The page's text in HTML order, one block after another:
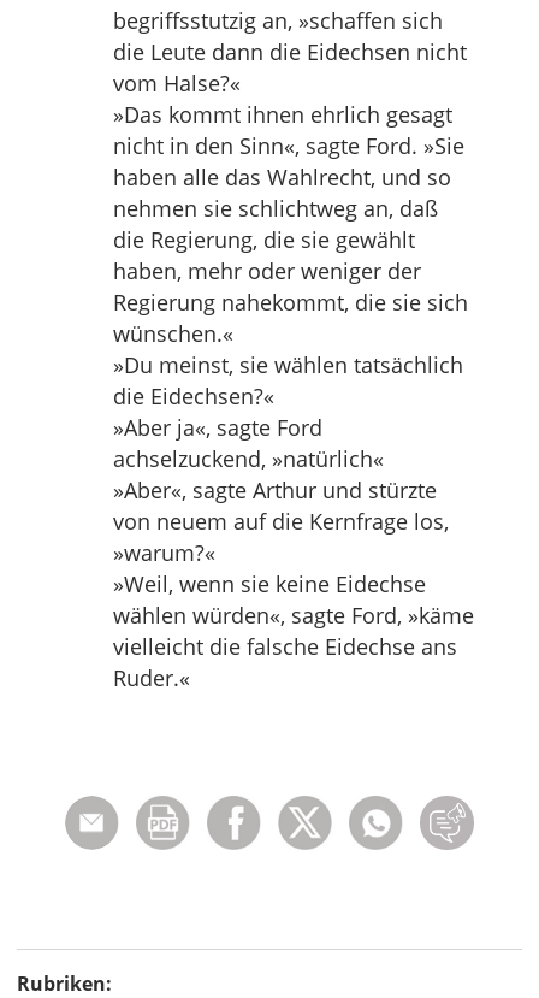
begriffsstutzig an, »schaffen sich
die Leute dann die Eidechsen nicht
vom Halse?«
»Das kommt ihnen ehrlich gesagt
nicht in den Sinn«, sagte Ford. »Sie
haben alle das Wahlrecht, und so
nehmen sie schlichtweg an, daß
die Regierung, die sie gewählt
haben, mehr oder weniger der
Regierung nahekommt, die sie sich
wünschen.«
»Du meinst, sie wählen tatsächlich
die Eidechsen?«
»Aber ja«, sagte Ford
achselzuckend, »natürlich«
»Aber«, sagte Arthur und stürzte
von neuem auf die Kernfrage los,
»warum?«
»Weil, wenn sie keine Eidechse
wählen würden«, sagte Ford, »käme
vielleicht die falsche Eidechse ans
Ruder.«
Rubriken: